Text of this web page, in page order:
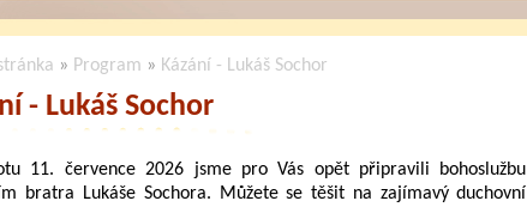
» Program » Kázání - Lukáš Sochor
- Lukáš Sochor
11. července 2026 jsme pro Vás opět připravili bohoslužbu
bratra Lukáše Sochora. Můžete se těšit na zajímavý duchovní